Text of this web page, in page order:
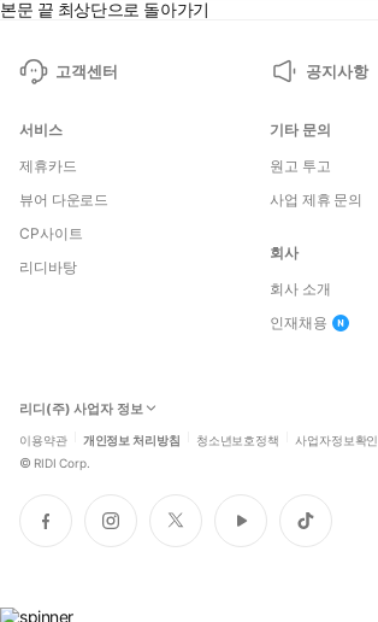
본문 끝 최상단으로 돌아가기
고객센터 공지사항
서비스
제휴카드
뷰어 다운로드
CP사이트
리디바탕
기타 문의
원고 투고
사업 제휴 문의
회사
회사 소개
인재채용
리디(주) 사업자 정보
이용약관 개인정보 처리방침 청소년보호정책 사업자정보확인
© RIDI Corp.
페
이
인
스
트
위
유
튜
틱
톡